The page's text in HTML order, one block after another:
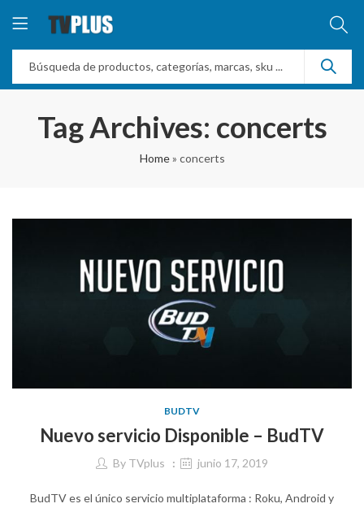
Tag Archives: concerts
Home» concerts
BUDTV
Nuevo servicio Disponible – BudTV
By TVplus junio 17, 2019
BudTV es el único servicio multiplataforma : Roku, Android y